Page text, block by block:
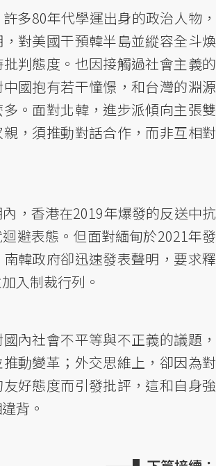
多80年代學運出身的政治人物，
對美國干預韓半島並縱容全斗煥
判態度。也因接觸過社會主義的
國抱有若干憧憬，和台灣的淵源
。面對北韓，進步派傾向主張雙
，須推動對話合作，而非互相對
，香港在2019年爆發的反送中抗
避表態。但面對緬甸於2021年發
韓政府卻迅速發表聲明，要求釋
入制裁行列。
內社會不平等與不正義的議題，
動變革；外交思維上，卻因為對
好態度而引發批評，這和自身強
背。